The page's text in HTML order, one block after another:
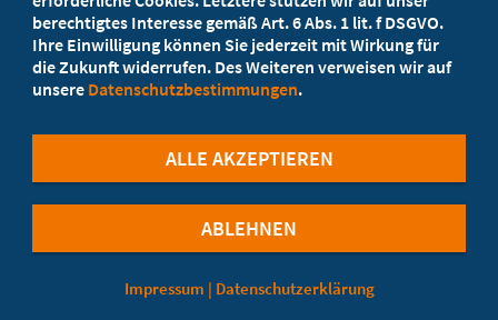
5 Vorteile einer MB-Mitgliedschaft
Cookie-Einstellungen Datenschutzerklärung
berechtigtes Interesse gemäß Art. 6 Abs. 1 lit. f DSGVO.
Ihre Einwilligung können Sie jederzeit mit Wirkung für
die Zukunft widerrufen. Des Weiteren verweisen wir auf
unsere Datenschutzbestimmungen.
ABLEHNEN
ALLE AKZEPTIEREN
Impressum | Datenschutzerklärung